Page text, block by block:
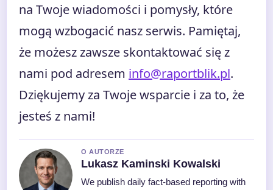
na Twoje wiadomości i pomysły, które
mogą wzbogacić nasz serwis. Pamiętaj,
że możesz zawsze skontaktować się z
nami pod adresem info@raportblik.pl.
Dziękujemy za Twoje wsparcie i za to, że
jesteś z nami!
O AUTORZE
Lukasz Kaminski Kowalski
We publish daily fact-based reporting with